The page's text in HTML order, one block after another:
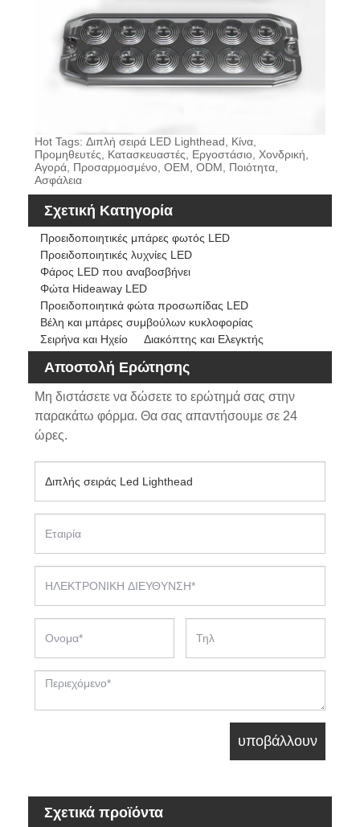
Hot Tags: Διπλή σειρά LED Lighthead, Κίνα,
Προμηθευτές, Κατασκευαστές, Εργοστάσιο, Χονδρική,
Αγορά, Προσαρμοσμένο, OEM, ODM, Ποιότητα,
Ασφάλεια
Σχετική Κατηγορία
Προειδοποιητικές μπάρες φωτός LED
Προειδοποιητικές λυχνίες LED
Φάρος LED που αναβοσβήνει
Φώτα Hideaway LED
Προειδοποιητικά φώτα προσωπίδας LED
Βέλη και μπάρες συμβούλων κυκλοφορίας
Σειρήνα και Ηχείο
Διακόπτης και Ελεγκτής
Αποστολή Ερώτησης
Μη διστάσετε να δώσετε το ερώτημά σας στην
παρακάτω φόρμα. Θα σας απαντήσουμε σε 24
ώρες.
Σχετικά προϊόντα